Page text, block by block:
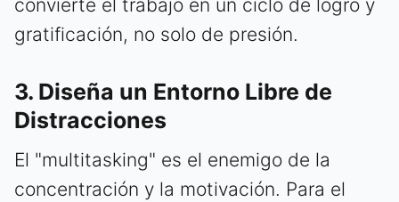
convierte el trabajo en un ciclo de logro y
gratificación, no solo de presión.
3. Diseña un Entorno Libre de
Distracciones
El "multitasking" es el enemigo de la
concentración y la motivación. Para el